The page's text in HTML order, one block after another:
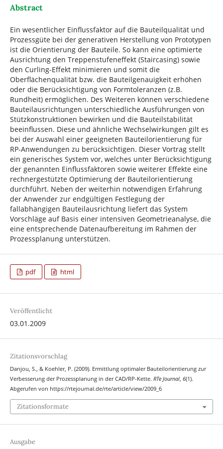
Abstract
Ein wesentlicher Einflussfaktor auf die Bauteilqualität und
Prozessgüte bei der generativen Herstellung von Prototypen
ist die Orientierung der Bauteile. So kann eine optimierte
Ausrichtung den Treppenstufeneffekt (Staircasing) sowie
den Curling-Effekt minimieren und somit die
Oberflächenqualität bzw. die Bauteilgenauigkeit erhöhen
oder die Berücksichtigung von Formtoleranzen (z.B.
Rundheit) ermöglichen. Des Weiteren können verschiedene
Bauteilausrichtungen unterschiedliche Ausführungen von
Stützkonstruktionen bewirken und die Bauteilstabilität
beeinflussen. Diese und ähnliche Wechselwirkungen gilt es
bei der Auswahl einer geeigneten Bauteilorientierung für
RP-Anwendungen zu berücksichtigen. Dieser Vortrag stellt
ein generisches System vor, welches unter Berücksichtigung
der genannten Einflussfaktoren sowie weiterer Effekte eine
rechnergestützte Optimierung der Bauteilorientierung
durchführt. Neben der weiterhin notwendigen Erfahrung
der Anwender zur endgültigen Festlegung der
fallabhängigen Bauteilausrichtung liefert das System
Vorschläge auf Basis einer intensiven Geometrieanalyse, die
eine entsprechende Datenaufbereitung im Rahmen der
Prozessplanung unterstützen.
pdf html
Veröffentlicht
03.01.2009
Zitationsvorschlag
Danjou, S., & Koehler, P. (2009). Ermittlung optimaler Bauteilorientierung zur
Verbesserung der Prozessplanung in der CAD/RP-Kette. RTe Journal, 6(1).
Abgerufen von https://rtejournal.de/rte/article/view/2009_6
Zitationsformate
Ausgabe